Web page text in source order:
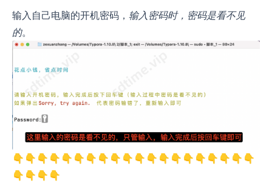
输入自己电脑的开机密码， 输入密码时，密码是看不见
的。
👇👇👇👇👇👇👇👇👇👇👇👇👇👇👇👇👇👇👇👇
👇👇👇👇